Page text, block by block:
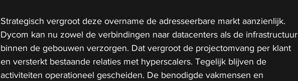
Strategisch vergroot deze overname de adresseerbare markt aanzienlijk.
Dycom kan nu zowel de verbindingen naar datacenters als de infrastructuur
binnen de gebouwen verzorgen. Dat vergroot de projectomvang per klant
en versterkt bestaande relaties met hyperscalers. Tegelijk blijven de
activiteiten operationeel gescheiden. De benodigde vakmensen en